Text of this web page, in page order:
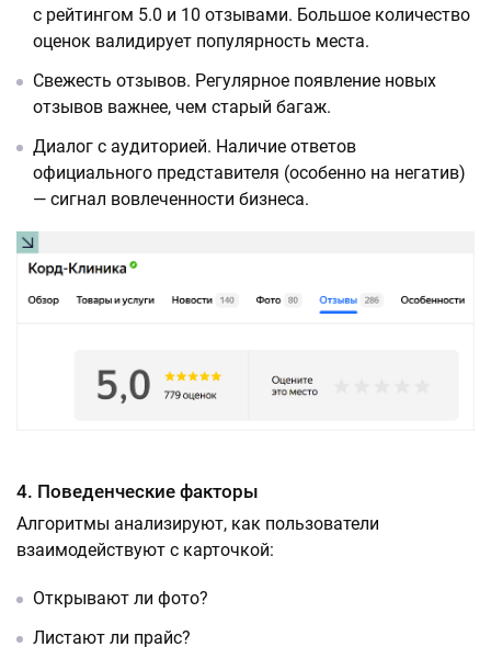
с рейтингом 5.0 и 10 отзывами. Большое количество
оценок валидирует популярность места.
Свежесть отзывов. Регулярное появление новых
отзывов важнее, чем старый багаж.
Диалог с аудиторией. Наличие ответов
официального представителя (особенно на негатив)
— сигнал вовлеченности бизнеса.
4. Поведенческие факторы
Алгоритмы анализируют, как пользователи
взаимодействуют с карточкой:
Открывают ли фото?
Листают ли прайс?